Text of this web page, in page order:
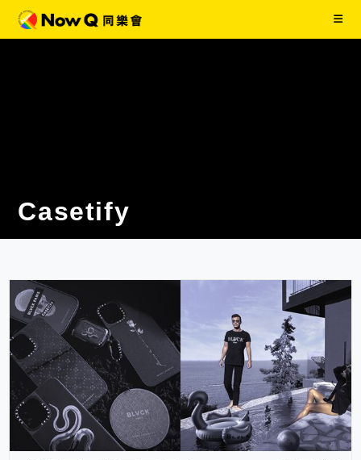
Casetify